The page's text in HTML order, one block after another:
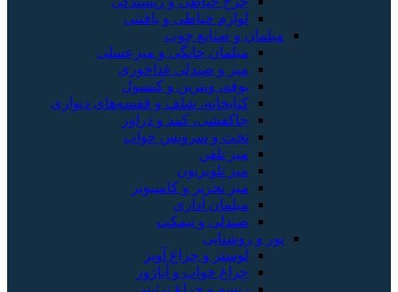
لوازم خیاطی و بافتنی
مبلمان و صنایع چوب
مبلمان خانگی و میزعسلی
میز و صندلی غذاخوری
بوفه، ویترین و کنسول
کتابخانه، شلف و قفسه‌های دیواری
جاکفشی، کمد و دراور
تخت و سرویس خواب
میز تلفن
میز تلویزیون
میز تحریر و کامپیوتر
مبلمان اداری
صندلی و نیمکت
نور و روشنایی
لوستر و چراغ آویز
چراغ خواب و آباژور